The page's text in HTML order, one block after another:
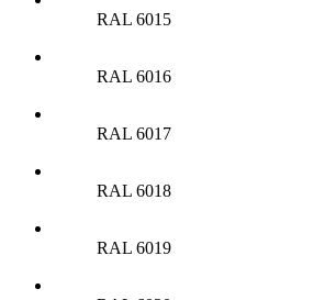
RAL 6015
RAL 6016
RAL 6017
RAL 6018
RAL 6019